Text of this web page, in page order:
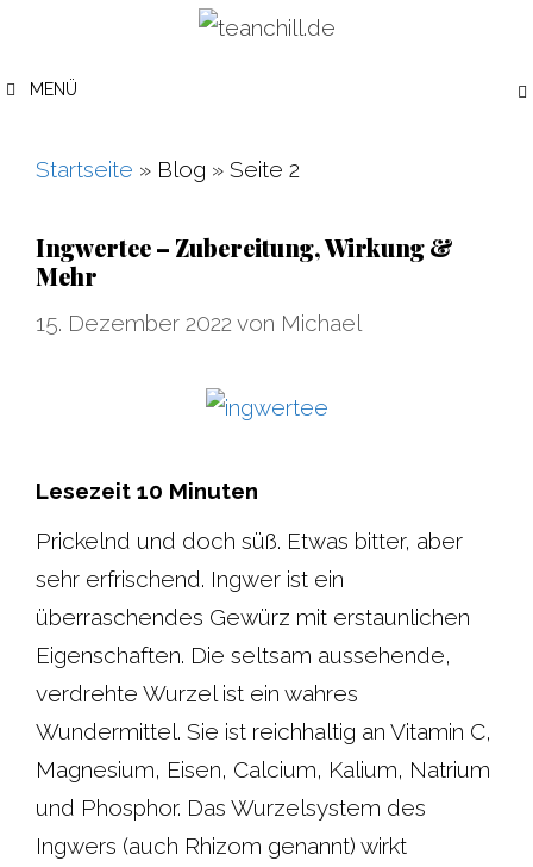
springen
MENÜ
Startseite » Blog » Seite 2
Ingwertee – Zubereitung, Wirkung &
Mehr
15. Dezember 2022 von Michael
Lesezeit 10 Minuten
Prickelnd und doch süß. Etwas bitter, aber
sehr erfrischend. Ingwer ist ein
überraschendes Gewürz mit erstaunlichen
Eigenschaften. Die seltsam aussehende,
verdrehte Wurzel ist ein wahres
Wundermittel. Sie ist reichhaltig an Vitamin C,
Magnesium, Eisen, Calcium, Kalium, Natrium
und Phosphor. Das Wurzelsystem des
Ingwers (auch Rhizom genannt) wirkt